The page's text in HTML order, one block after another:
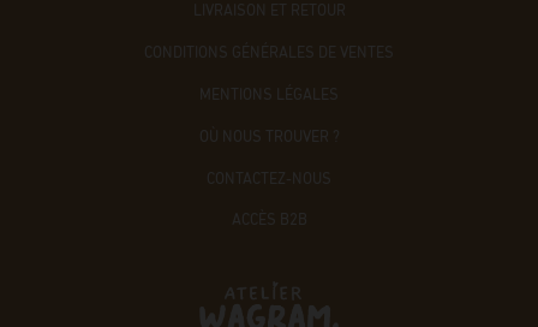
LIVRAISON ET RETOUR
CONDITIONS GÉNÉRALES DE VENTES
MENTIONS LÉGALES
OÙ NOUS TROUVER ?
CONTACTEZ-NOUS
ACCÈS B2B